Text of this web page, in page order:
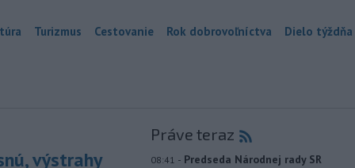
Turizmus Cestovanie Rok dobrovoľníctva Dielo týždňa
výstrahy
Práve teraz
08:41 - Predseda Národnej rady SR